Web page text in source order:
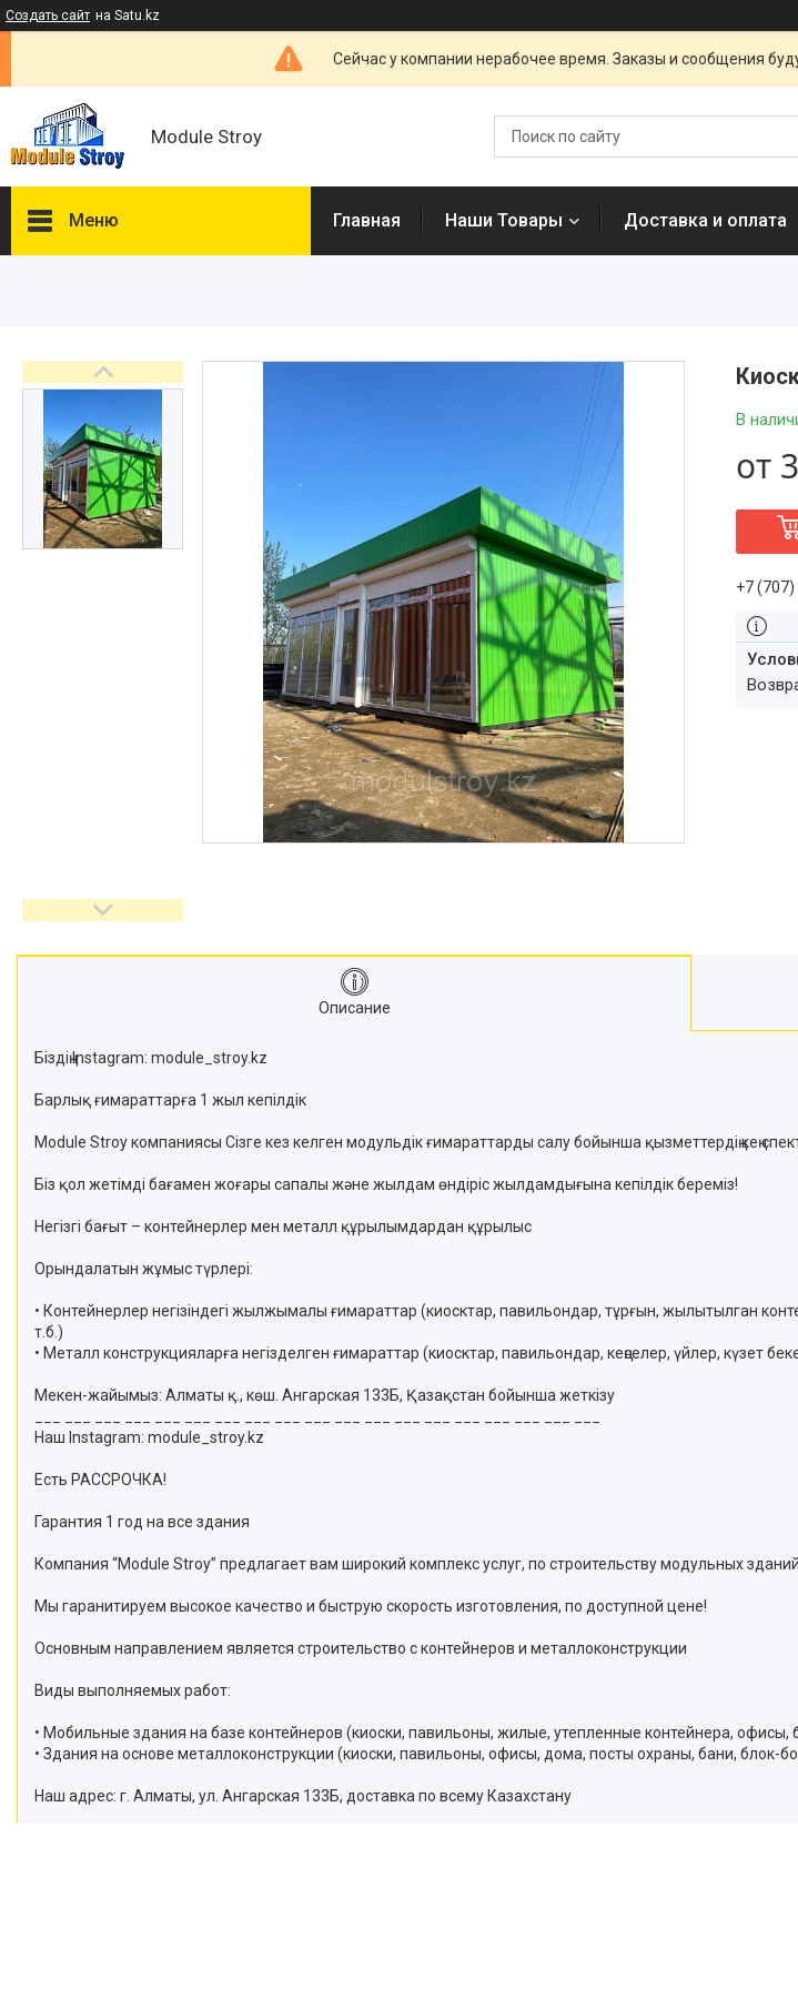
Создать сайт на Satu.kz
Сейчас у компании нерабочее время. Заказы и сообщения
Module Stroy
Меню
Доставка и оплата
Главная Наши Товары Доставка и оплата
В
от
+7
Описание
Біздің Instagram: module_stroy.kz
Барлық ғимараттарға 1 жыл кепілдік
Module Stroy компаниясы Сізге кез келген модульдік ғимараттарды салу бойынша қызметтердің кең
Біз қол жетімді бағамен жоғары сапалы және жылдам өндіріс жылдамдығына кепілдік береміз!
Негізгі бағыт – контейнерлер мен металл құрылымдардан құрылыс
Орындалатын жұмыс түрлері:
• Контейнерлер негізіндегі жылжымалы ғимараттар (киосктар, павильондар, тұрғын, жылытылган
т.б.)
• Металл конструкцияларға негізделген ғимараттар (киосктар, павильондар, кеңселер, үйлер, күзет
Мекен-жайымыз: Алматы қ., көш. Ангарская 133Б, Қазақстан бойынша жеткізу
Наш Instagram: module_stroy.kz
Есть РАССРОЧКА!
Гарантия 1 год на все здания
Компания “Modulе Stroy” предлагает вам широкий комплекс услуг, по строительству модульных
Мы гаранитируем высокое качество и быструю скорость изготовления, по доступной цене!
Основным направлением является строительство с контейнеров и металлоконструкции
Виды выполняемых работ:
• Мобильные здания на базе контейнеров (киоски, павильоны, жилые, утепленные контейнера,
• Здания на основе металлоконструкции (киоски, павильоны, офисы, дома, посты охраны, бани, блок-
Наш адрес: г. Алматы, ул. Ангарская 133Б, доставка по всему Казахстану